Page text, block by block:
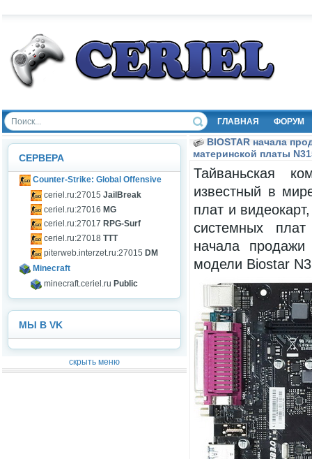
ГЛАВНАЯ ФОРУМ
СЕРВЕРА
Counter-Strike: Global Offensive
ceriel.ru:27015 JailBreak
ceriel.ru:27016 MG
ceriel.ru:27017 RPG-Surf
ceriel.ru:27018 TTT
piterweb.interzet.ru:27015 DM
Minecraft
minecraft.ceriel.ru Public
МЫ В VK
скрыть меню
BIOSTAR начала
материнской платы
Тайваньская
известный в
плат и
системных
начала продажи
модели Biostar